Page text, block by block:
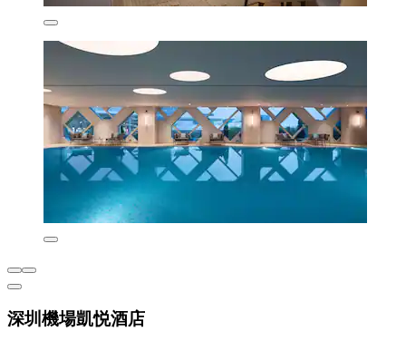
深圳機場凱悦酒店